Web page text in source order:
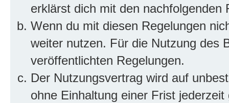
erklärst dich mit den nachfolgenden
Wenn du mit diesen Regelungen
weiter nutzen. Für die Nutzung des
veröffentlichten Regelungen.
Der Nutzungsvertrag wird auf
ohne Einhaltung einer Frist